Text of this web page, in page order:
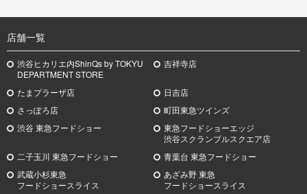
店舗一覧
渋谷ヒカリエ内ShinQs by TOKYU
DEPARTMENT STORE
吉祥寺店
たまプラーザ店
日吉店
さっぽろ店
町田東急ツインズ
渋谷 東急フードショー
東急フードショーエッジ
渋谷スクランブルスクエア店
二子玉川 東急フードショー
青葉台 東急フードショー
武蔵小杉東急
フードショースライス
あざみ野東急
フードショースライス